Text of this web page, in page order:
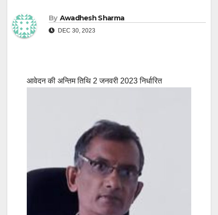
By Awadhesh Sharma
DEC 30, 2023
आवेदन की अन्तिम तिथि 2 जनवरी 2023 निर्धारित